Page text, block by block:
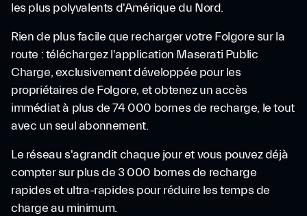
les plus polyvalents d'Amérique du Nord.
Rien de plus facile que recharger votre Folgore sur la
route : téléchargez l'application Maserati Public
Charge, exclusivement développée pour les
propriétaires de Folgore, et obtenez un accès
immédiat à plus de 74 000 bornes de recharge, le tout
avec un seul abonnement.
Le réseau s'agrandit chaque jour et vous pouvez déjà
compter sur plus de 3 000 bornes de recharge
rapides et ultra-rapides pour réduire les temps de
charge au minimum.